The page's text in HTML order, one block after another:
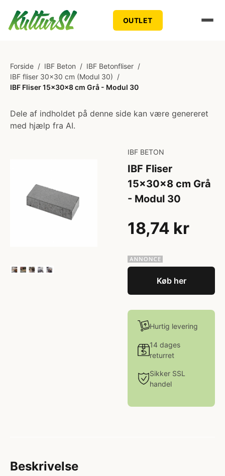
OUTLET
Forside / IBF Beton / IBF Betonfliser /
IBF fliser 30x30 cm (Modul 30) /
IBF Fliser 15x30x8 cm Grå - Modul 30
Dele af indholdet på denne side kan være genereret
med hjælp fra AI.
IBF BETON
IBF Fliser
15x30x8 cm Grå
- Modul 30
18,74 kr
Køb her
Hurtig levering
14 dages
returret
Sikker SSL
handel
Beskrivelse